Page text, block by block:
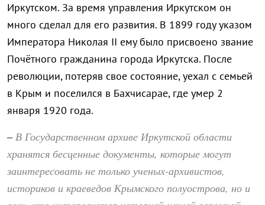
Иркутском. За время управления Иркутском он
много сделал для его развития. В 1899 году указом
Императора Николая II ему было присвоено звание
Почётного гражданина города Иркутска. После
революции, потеряв свое состояние, уехал с семьей
в Крым и поселился в Бахчисарае, где умер 2
января 1920 года.
–В Государственном архиве Иркутской области
хранятся бесценные документы, которые могут
заинтересовать не только ученых-архивистов,
историков и краеведов Крымского полуострова, но и